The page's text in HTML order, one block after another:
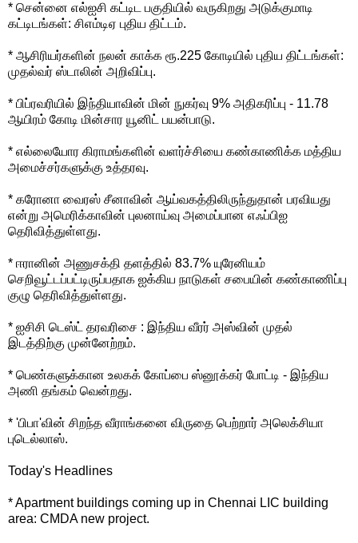
* சென்னை எல்ஐசி கட்டிட பகுதியில் வருகிறது அடுக்குமாடி
கட்டிடங்கள்: சிஎம்டிஏ புதிய திட்டம்.
* ஆசிரியர்களின் நலன் காக்க ரூ.225 கோடியில் புதிய திட்டங்கள்:
முதல்வர் ஸ்டாலின் அறிவிப்பு.
* பிப்ரவரியில் இந்தியாவின் மின் நுகர்வு 9% அதிகரிப்பு - 11.78
ஆயிரம் கோடி மின்சார யூனிட் பயன்பாடு.
* எல்லையோர கிராமங்களின் வளர்ச்சியை கண்காணிக்க மத்திய
அமைச்சர்களுக்கு உத்தரவு.
* கரோனா வைரஸ் சீனாவின் ஆய்வகத்திலிருந்துதான் பரவியது
என்று அமெரிக்காவின் புலனாய்வு அமைப்பான எஃப்பிஐ
தெரிவித்துள்ளது.
* ஈரானின் அணுசக்தி தளத்தில் 83.7% யுரேனியம்
செறிவூட்டப்பட்டிருப்பதாக ஐக்கிய நாடுகள் சபையின் கண்காணிப்பு
குழு தெரிவித்துள்ளது.
* ஐசிசி டெஸ்ட் தரவரிசை : இந்திய வீரர் அஸ்வின் முதல்
இடத்திற்கு முன்னேற்றம்.
* பெண்களுக்கான உலகக் கோப்பை ஸ்னூக்கர் போட்டி - இந்திய
அணி தங்கம் வென்றது.
* 'பிபா'வின் சிறந்த வீராங்கனை விருதை பெற்றார் அலெக்சியா
புடெல்லாஸ்.
Today's Headlines
* Apartment buildings coming up in Chennai LIC building
area: CMDA new project.